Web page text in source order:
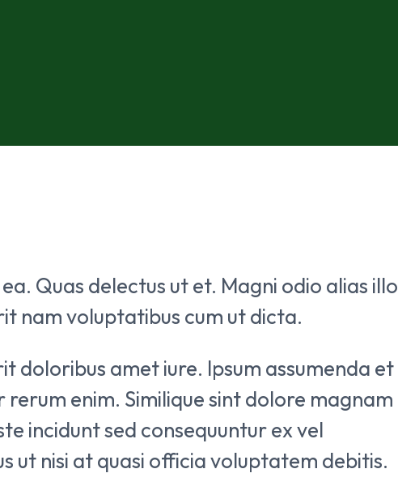
Quas delectus ut et. Magni odio alias illo
nam voluptatibus cum ut dicta.
doloribus amet iure. Ipsum assumenda et
enim. Similique sint dolore magnam
incidunt sed consequuntur ex vel
ut nisi at quasi officia voluptatem debitis.